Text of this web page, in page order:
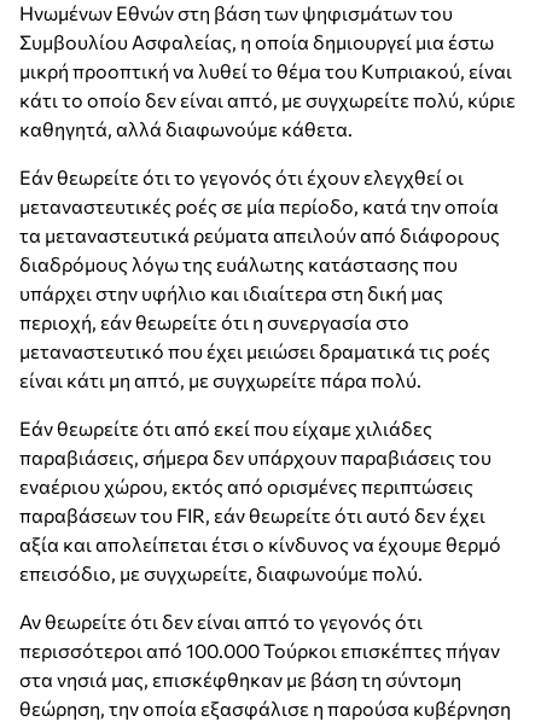
Ηνωμένων Εθνών στη βάση των ψηφισμάτων του
Συμβουλίου Ασφαλείας, η οποία δημιουργεί μια έστω
μικρή προοπτική να λυθεί το θέμα του Κυπριακού, είναι
κάτι το οποίο δεν είναι απτό, με συγχωρείτε πολύ, κύριε
καθηγητά, αλλά διαφωνούμε κάθετα.
Εάν θεωρείτε ότι το γεγονός ότι έχουν ελεγχθεί οι
μεταναστευτικές ροές σε μία περίοδο, κατά την οποία
τα μεταναστευτικά ρεύματα απειλούν από διάφορους
διαδρόμους λόγω της ευάλωτης κατάστασης που
υπάρχει στην υφήλιο και ιδιαίτερα στη δική μας
περιοχή, εάν θεωρείτε ότι η συνεργασία στο
μεταναστευτικό που έχει μειώσει δραματικά τις ροές
είναι κάτι μη απτό, με συγχωρείτε πάρα πολύ.
Εάν θεωρείτε ότι από εκεί που είχαμε χιλιάδες
παραβιάσεις, σήμερα δεν υπάρχουν παραβιάσεις του
εναέριου χώρου, εκτός από ορισμένες περιπτώσεις
παραβάσεων του FIR, εάν θεωρείτε ότι αυτό δεν έχει
αξία και απολείπεται έτσι ο κίνδυνος να έχουμε θερμό
επεισόδιο, με συγχωρείτε, διαφωνούμε πολύ.
Αν θεωρείτε ότι δεν είναι απτό το γεγονός ότι
περισσότεροι από 100.000 Τούρκοι επισκέπτες πήγαν
στα νησιά μας, επισκέφθηκαν με βάση τη σύντομη
θεώρηση, την οποία εξασφάλισε η παρούσα κυβέρνηση